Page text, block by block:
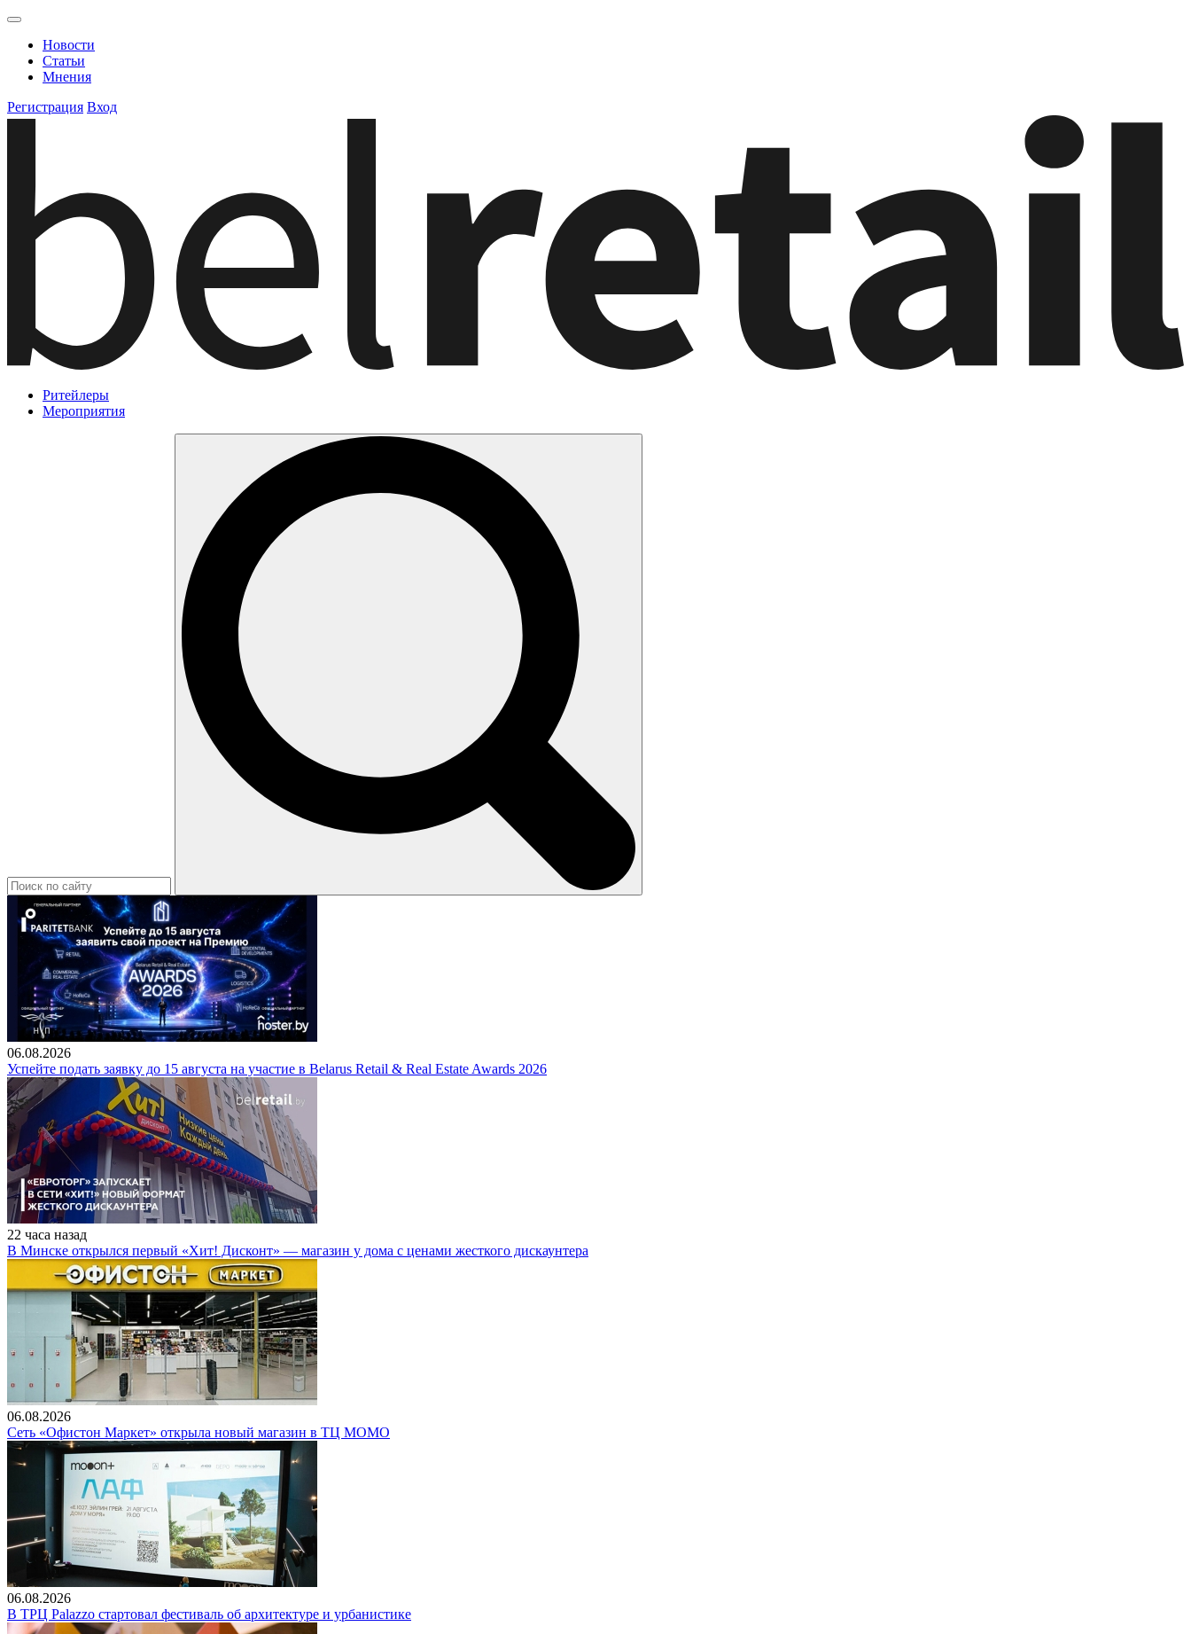
Новости
Статьи
Мнения
Регистрация Вход
Ритейлеры
Мероприятия
06.08.2026
Успейте подать заявку до 15 августа на участие в Belarus Retail & Real Estate Awards 2026
22 часа назад
В Минске открылся первый «Хит! Дисконт» — магазин у дома с ценами жесткого дискаунтера
06.08.2026
Сеть «Офистон Маркет» открыла новый магазин в ТЦ МОМО
06.08.2026
В ТРЦ Palazzo стартовал фестиваль об архитектуре и урбанистике